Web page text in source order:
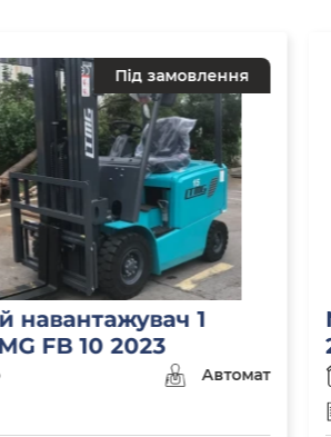
Під замовлення
навантажувач 1
FB 10 2023
Автомат